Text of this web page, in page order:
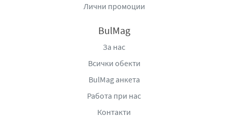
Лични промоции
BulMag
За нас
Всички обекти
BulMag анкета
Работа при нас
Контакти